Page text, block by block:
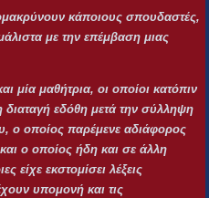
κάποιους σπουδαστές,
με την επέμβαση μιας
μία μαθήτρια, οι οποίοι κατόπιν
εδόθη μετά την σύλληψη
ο οποίος παρέμενε αδιάφορος
ο οποίος ήδη και σε άλλη
είχε εκστομίσει λέξεις
υπομονή και τις